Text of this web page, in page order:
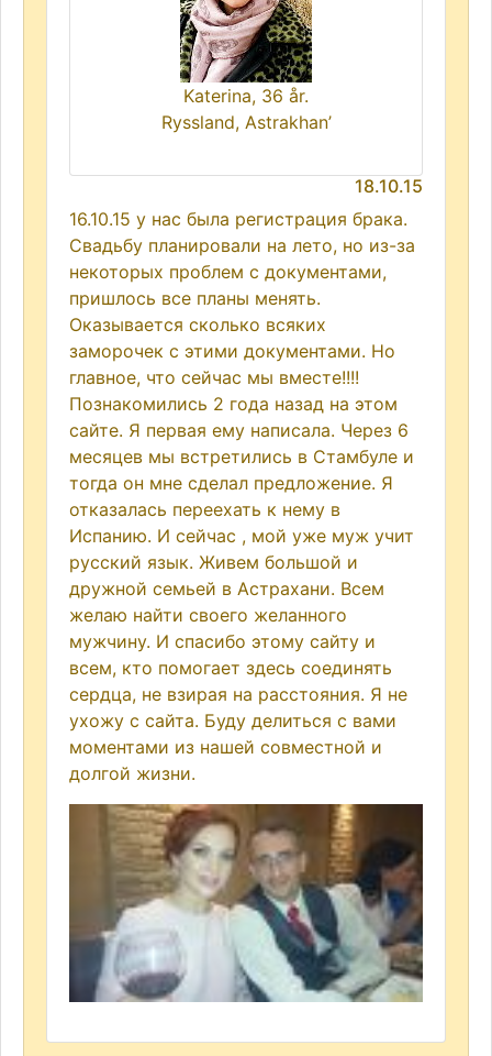
Katerina, 36 år.
Ryssland, Astrakhan’
18.10.15
16.10.15 у нас была регистрация брака.
Свадьбу планировали на лето, но из-за
некоторых проблем с документами,
пришлось все планы менять.
Оказывается сколько всяких
заморочек с этими документами. Но
главное, что сейчас мы вместе!!!!
Познакомились 2 года назад на этом
сайте. Я первая ему написала. Через 6
месяцев мы встретились в Стамбуле и
тогда он мне сделал предложение. Я
отказалась переехать к нему в
Испанию. И сейчас , мой уже муж учит
русский язык. Живем большой и
дружной семьей в Астрахани. Всем
желаю найти своего желанного
мужчину. И спасибо этому сайту и
всем, кто помогает здесь соединять
сердца, не взирая на расстояния. Я не
ухожу с сайта. Буду делиться с вами
моментами из нашей совместной и
долгой жизни.